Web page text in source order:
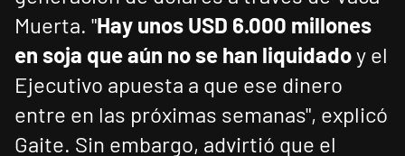
Muerta. "Hay unos USD 6.000 millones
en soja que aún no se han liquidadoy el
Ejecutivo apuesta a que ese dinero
entre en las próximas semanas", explicó
Gaite. Sin embargo, advirtió que el